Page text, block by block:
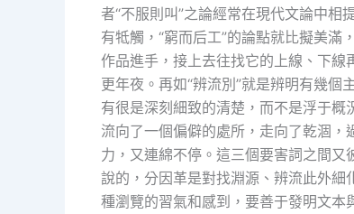
者“不服則叫”之論經常在現代文論中相
有牴觸，“窮而后工”的論點就比擬美
作品進手，接上去往找它的上線、下
更年夜。再如“辨流別”就是辨明有幾
有很是深刻細致的清楚，而不是浮于
流向了一個偏僻的處所，走向了乾涸
力，又連綿不停。這三個要害詞之間
說的，分因革是對找淵源、辨流此外
種瀏覽的習氣和感到，要善于發明文